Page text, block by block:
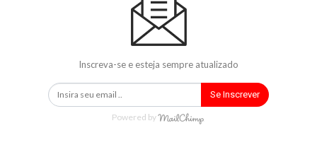
Inscreva-se e esteja sempre atualizado
Se Inscrever
Powered by